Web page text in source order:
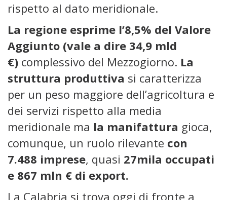
rispetto al dato meridionale.
La regione esprime l’8,5% del Valore
Aggiunto (vale a dire 34,9 mld
€) complessivo del Mezzogiorno. La
struttura produttiva si caratterizza
per un peso maggiore dell’agricoltura e
dei servizi rispetto alla media
meridionale ma la manifattura gioca,
comunque, un ruolo rilevante con
7.488 imprese, quasi 27mila occupati
e 867 mln € di export.
La Calabria si trova oggi di fronte a